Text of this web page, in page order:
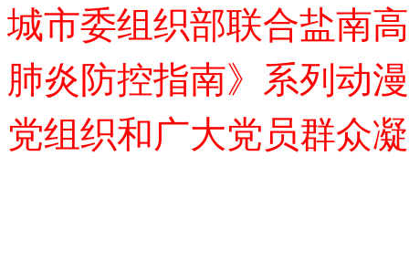
城市委组织部联合盐南
肺炎防控指南》系列动
党组织和广大党员群众